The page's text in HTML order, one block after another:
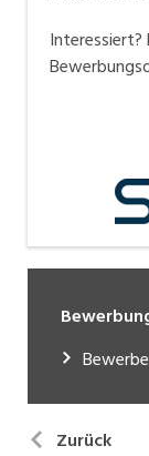
Interessiert?
Zurück